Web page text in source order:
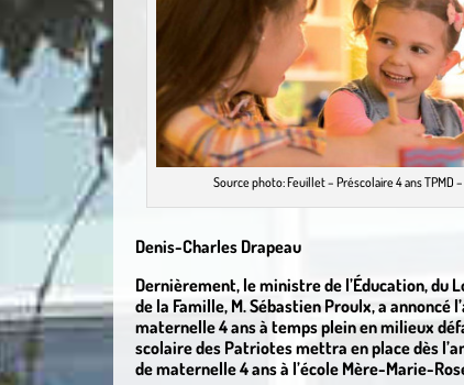
Source photo: Feuillet – Préscolaire 4 ans TPMD
Denis-Charles Drapeau
Dernièrement, le ministre de l’Éducation, du
de la Famille, M. Sébastien Proulx, a annoncé
maternelle 4 ans à temps plein en milieux
scolaire des Patriotes mettra en place dès
de maternelle 4 ans à l’école Mère-Marie-